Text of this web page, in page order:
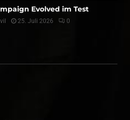
Evolved im Test
25. Juli 2026 0